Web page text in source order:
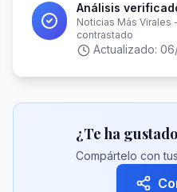
Análisis
Noticias Más Virales
contrastado
Actualizado:
¿Te ha
Compártelo con